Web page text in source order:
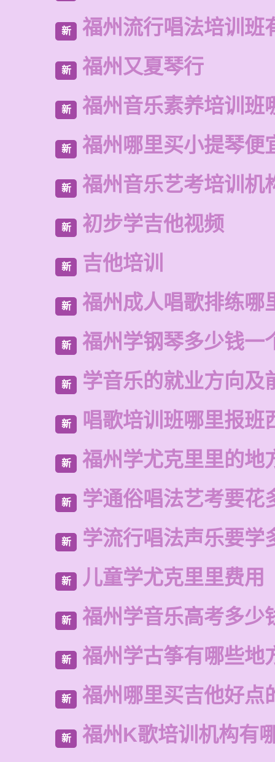
新 福州流行唱法培训班
新 福州又夏琴行
新 福州音乐素养培训班
新 福州哪里买小提琴便
新 福州音乐艺考培训机
新 初步学吉他视频
新 吉他培训
新 福州成人唱歌排练哪
新 福州学钢琴多少钱一
新 学音乐的就业方向及
新 唱歌培训班哪里报班
新 福州学尤克里里的地
新 学通俗唱法艺考要花
新 学流行唱法声乐要学
新 儿童学尤克里里费用
新 福州学音乐高考多少
新 福州学古筝有哪些地
新 福州哪里买吉他好点
新 福州K歌培训机构有